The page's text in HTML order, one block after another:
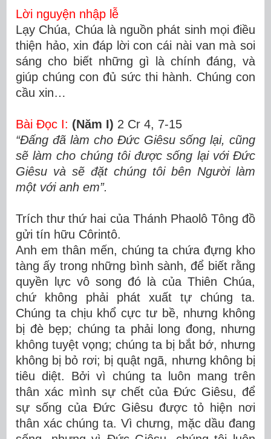
Lời nguyện nhập lễ
Lạy Chúa, Chúa là nguồn phát sinh mọi điều
thiện hảo, xin đáp lời con cái nài van mà soi
sáng cho biết những gì là chính đáng, và
giúp chúng con đủ sức thi hành. Chúng con
cầu xin…
Bài Ðọc I: (Năm I) 2 Cr 4, 7-15
“Ðấng đã làm cho Ðức Giêsu sống lại, cũng
sẽ làm cho chúng tôi được sống lại với Ðức
Giêsu và sẽ đặt chúng tôi bên Người làm
một với anh em”.
Trích thư thứ hai của Thánh Phaolô Tông đồ
gửi tín hữu Côrintô.
Anh em thân mến, chúng ta chứa đựng kho
tàng ấy trong những bình sành, để biết rằng
quyền lực vô song đó là của Thiên Chúa,
chứ không phải phát xuất tự chúng ta.
Chúng ta chịu khổ cực tư bề, nhưng không
bị đè bẹp; chúng ta phải long đong, nhưng
không tuyệt vọng; chúng ta bị bắt bớ, nhưng
không bị bỏ rơi; bị quật ngã, nhưng không bị
tiêu diệt. Bởi vì chúng ta luôn mang trên
thân xác mình sự chết của Ðức Giêsu, để
sự sống của Ðức Giêsu được tỏ hiện nơi
thân xác chúng ta. Vì chưng, mặc dầu đang